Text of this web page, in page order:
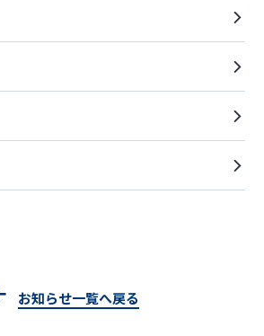
お知らせ一覧へ戻る